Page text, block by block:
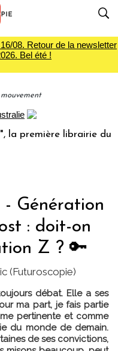
08. Retour de la newsletter
Bel été !
librairie du voyage
Génération
: doit-on
Z ? 🔑
(Futuroscopie)
débat. Elle a ses
ma part, je fais partie
pertinente et comme
du monde de demain.
de ses convictions,